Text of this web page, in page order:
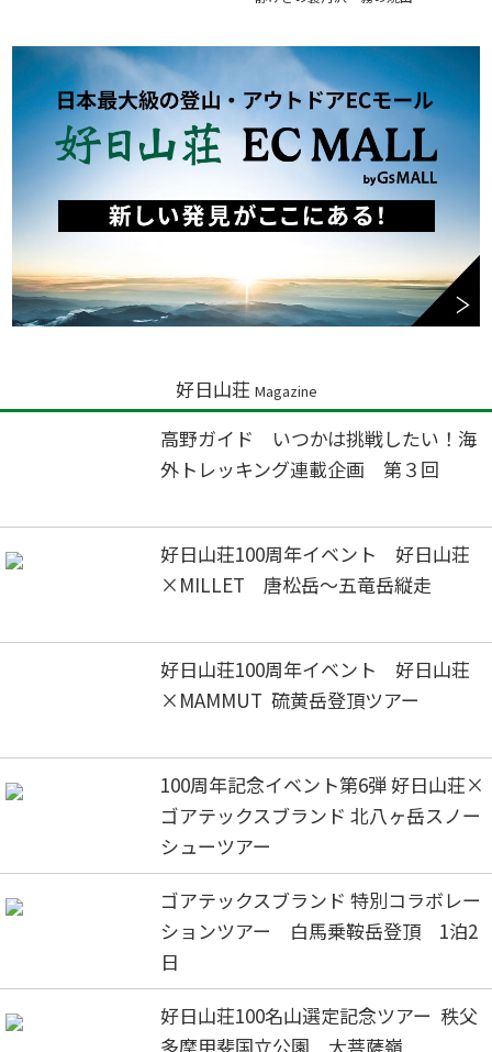
好日山荘 Magazine
高野ガイド いつかは挑戦したい！海
外トレッキング連載企画 第３回
好日山荘100周年イベント 好日山荘
×MILLET 唐松岳～五竜岳縦走
好日山荘100周年イベント 好日山荘
×MAMMUT 硫黄岳登頂ツアー
100周年記念イベント第6弾 好日山荘×
ゴアテックスブランド 北八ヶ岳スノー
シューツアー
ゴアテックスブランド 特別コラボレー
ションツアー 白馬乗鞍岳登頂 1泊2
日
好日山荘100名山選定記念ツアー 秩父
多摩甲斐国立公園 大菩薩嶺